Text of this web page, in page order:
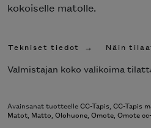
kokoiselle matolle.
Tekniset tiedot Näin
Valmistajan koko valikoima
Avainsanat tuotteelleCC-Tapis, CC-Tapis
Matot, Matto, Olohuone, Omote, Omote